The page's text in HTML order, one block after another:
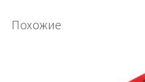
Похожие